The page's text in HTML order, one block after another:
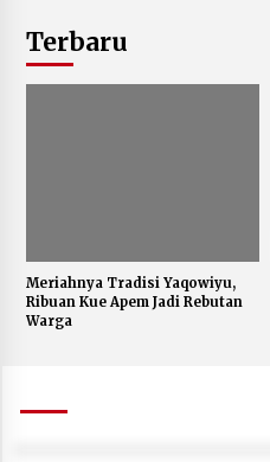
Terbaru
Meriahnya Tradisi Yaqowiyu,
Ribuan Kue Apem Jadi Rebutan
Warga